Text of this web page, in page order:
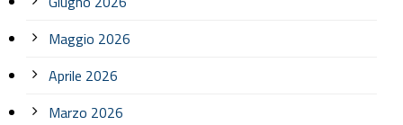
Maggio 2026
Aprile 2026
Marzo 2026